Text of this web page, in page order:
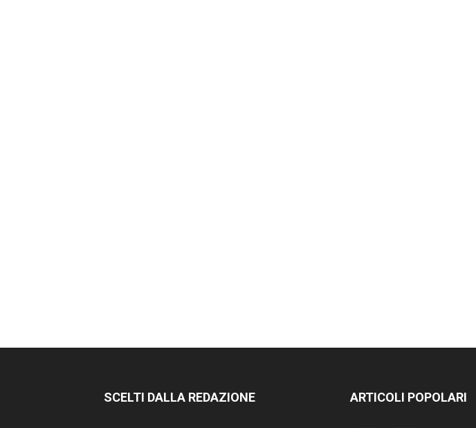
SCELTI DALLA REDAZIONE ARTICOLI POPOLARI